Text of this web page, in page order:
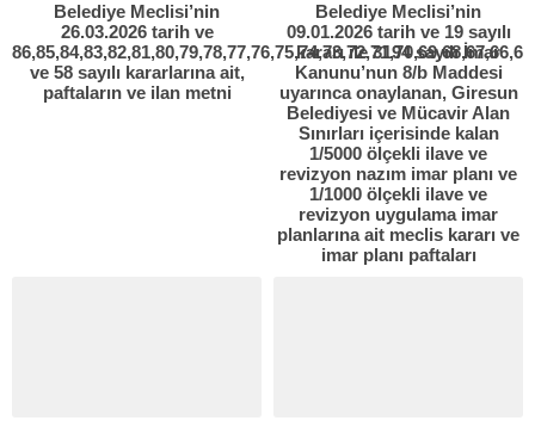
Belediye Meclisi’nin
26.03.2026 tarih ve
ve 58 sayılı kararlarına ait,
paftaların ve ilan metni
Belediye Meclisi’nin
09.01.2026 tarih ve 19 sayılı
kararı ile 3194 sayılı İmar
Kanunu’nun 8/b Maddesi
uyarınca onaylanan, Giresun
Belediyesi ve Mücavir Alan
Sınırları içerisinde kalan
1/5000 ölçekli ilave ve
revizyon nazım imar planı ve
1/1000 ölçekli ilave ve
revizyon uygulama imar
planlarına ait meclis kararı ve
imar planı paftaları